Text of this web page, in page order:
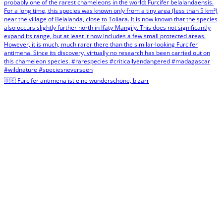
🇩🇪 Furcifer antimena ist eine wunderschöne, bizarr